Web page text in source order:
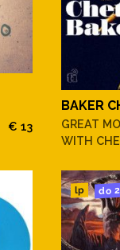
€ 13
BAKER
GREAT
WITH
lp do